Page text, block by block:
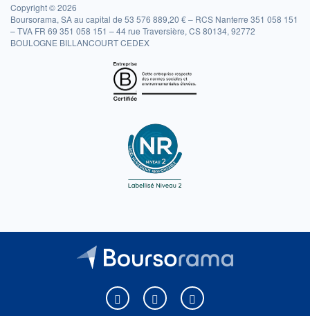
Copyright © 2026
Boursorama, SA au capital de 53 576 889,20 € – RCS Nanterre 351 058 151
– TVA FR 69 351 058 151 – 44 rue Traversière, CS 80134, 92772
BOULOGNE BILLANCOURT CEDEX
Boursorama sur Facebook
Boursorama sur XBoursorama sur